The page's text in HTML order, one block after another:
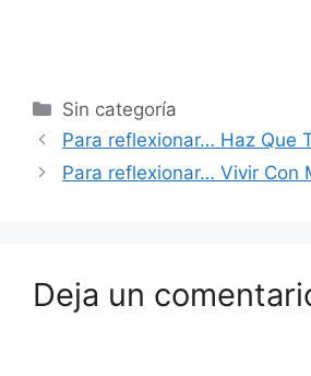
Sin categoría
Para reflexionar… Haz Que
Para reflexionar… Vivir Con
Deja un